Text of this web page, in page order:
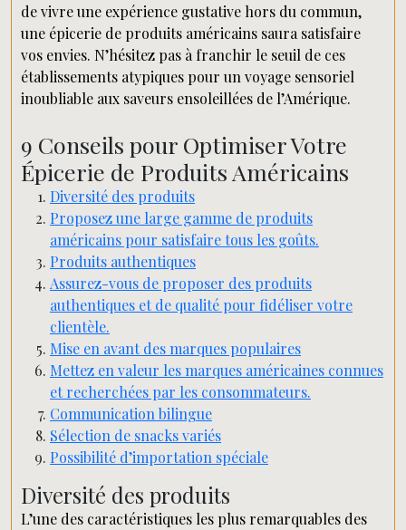
de vivre une expérience gustative hors du commun,
une épicerie de produits américains saura satisfaire
vos envies. N’hésitez pas à franchir le seuil de ces
établissements atypiques pour un voyage sensoriel
inoubliable aux saveurs ensoleillées de l’Amérique.
9 Conseils pour Optimiser Votre
Épicerie de Produits Américains
Diversité des produits
Proposez une large gamme de produits
américains pour satisfaire tous les goûts.
Produits authentiques
Assurez-vous de proposer des produits
authentiques et de qualité pour fidéliser votre
clientèle.
Mise en avant des marques populaires
Mettez en valeur les marques américaines connues
et recherchées par les consommateurs.
Communication bilingue
Sélection de snacks variés
Possibilité d’importation spéciale
Diversité des produits
L’une des caractéristiques les plus remarquables des